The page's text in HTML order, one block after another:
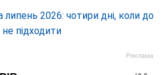
липень 2026: чотири дні, коли до
підходити